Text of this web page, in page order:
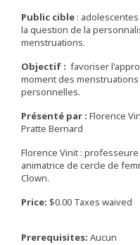
Public cible :
la question de la
menstruations.
Objectif : favoriser
moment des
personnelles.
Présenté par : Florence
Pratte Bernard
Florence Vinit : professeure
animatrice de cercle de
Clown.
Price: $0.00 Taxes waived
Prerequisites: Aucun